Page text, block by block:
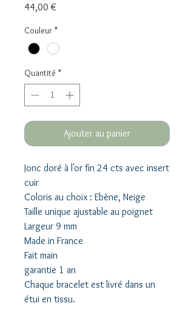
44,00 €
Couleur *
Quantité *
Ajouter au panier
Jonc doré à l'or fin 24 cts avec insert
cuir
Coloris au choix : Ebène, Neige
Taille unique ajustable au poignet
Largeur 9 mm
Made in France
Fait main
garantie 1 an
Chaque bracelet est livré dans un
étui en tissu.